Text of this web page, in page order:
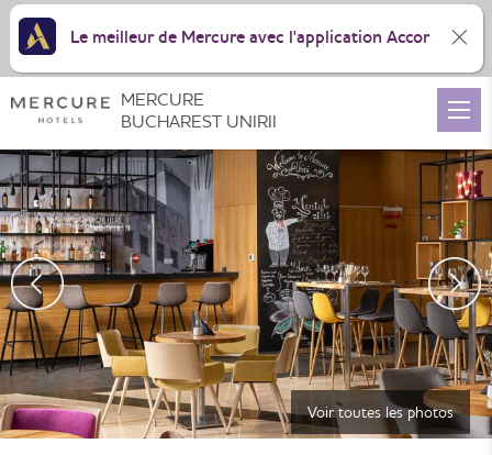
Voir toutes les photos
MERCURE
BUCHAREST UNIRII
Le meilleur de Mercure avec l'application Accor